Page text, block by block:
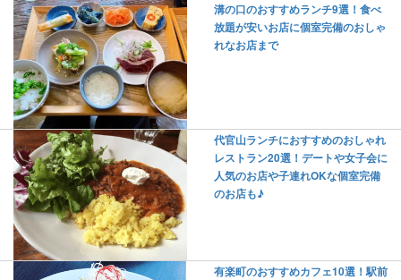
溝の口のおすすめランチ9選！食べ
放題が安いお店に個室完備のおしゃ
れなお店まで
代官山ランチにおすすめのおしゃれ
レストラン20選！デートや女子会に
人気のお店や子連れOKな個室完備
のお店も♪
有楽町のおすすめカフェ10選！駅前